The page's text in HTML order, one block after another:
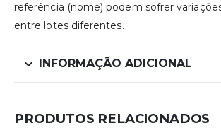
referência (nome) podem sofrer
entre lotes diferentes.
INFORMAÇÃO ADICIONAL
PRODUTOS RELACIONADOS